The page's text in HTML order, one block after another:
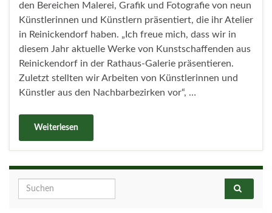
den Bereichen Malerei, Grafik und Fotografie von neun
Künstlerinnen und Künstlern präsentiert, die ihr Atelier
in Reinickendorf haben. „Ich freue mich, dass wir in
diesem Jahr aktuelle Werke von Kunstschaffenden aus
Reinickendorf in der Rathaus-Galerie präsentieren.
Zuletzt stellten wir Arbeiten von Künstlerinnen und
Künstler aus den Nachbarbezirken vor“, …
Weiterlesen
Search for: